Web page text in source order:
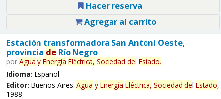
Hacer reserva
Agregar al carrito
Estación transformadora San Antoni Oeste,
provincia deRío Negro
por Agua y Energía Eléctrica, Sociedad del Estado.
Idioma: Español
Editor: Buenos Aires: Agua y Energía Eléctrica, Sociedad del Estado,
1988